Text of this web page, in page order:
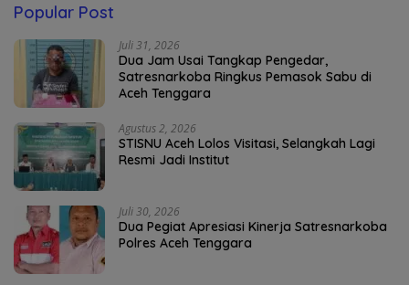
Popular Post
Juli 31, 2026
Dua Jam Usai Tangkap Pengedar,
Satresnarkoba Ringkus Pemasok Sabu di
Aceh Tenggara
Agustus 2, 2026
STISNU Aceh Lolos Visitasi, Selangkah Lagi
Resmi Jadi Institut
Juli 30, 2026
Dua Pegiat Apresiasi Kinerja Satresnarkoba
Polres Aceh Tenggara